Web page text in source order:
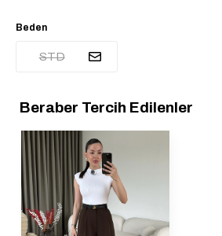
Beden
STD
Beraber Tercih Edilenler